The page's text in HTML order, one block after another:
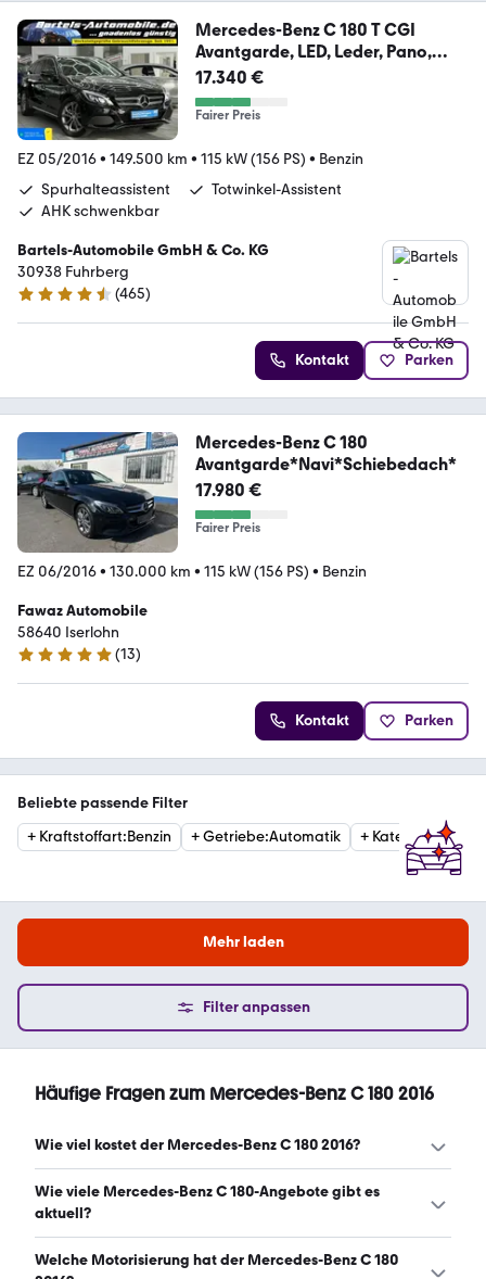
Mercedes-Benz C 180 T CGI
Avantgarde, LED, Leder, Pano,
Navi
17.340 €
Fairer Preis
EZ 05/2016• 149.500 km • 115 kW (156 PS) • Benzin
Spurhalteassistent
Totwinkel-Assistent
AHK schwenkbar
Bartels-Automobile GmbH & Co. KG
30938 Fuhrberg
4.6 Sterne
(465)
Kontakt Parken
Mercedes-Benz C 180
Avantgarde*Navi*Schiebedach*
17.980 €
Fairer Preis
EZ 06/2016• 130.000 km • 115 kW (156 PS) • Benzin
Fawaz Automobile
58640 Iserlohn
5 Sterne
(13)
Kontakt Parken
Beliebte passende Filter
+ Kraftstoffart:Benzin +Getriebe:Automatik + Kategorie:
Mehr laden
Filter anpassen
Häufige Fragen zum Mercedes-Benz C 180 2016
Wie viel kostet der Mercedes-Benz C 180 2016?
Ein guter Preis für einen Mercedes-Benz C 180 2016 liegt
zwischen 13.450 € und 18.000 €. (Stand: 8.8.2026)
Wie viele Mercedes-Benz C 180-Angebote gibt es
aktuell?
Es gibt insgesamt 221 Mercedes-Benz C 180 bei
Welche Motorisierung hat der Mercedes-Benz C 180